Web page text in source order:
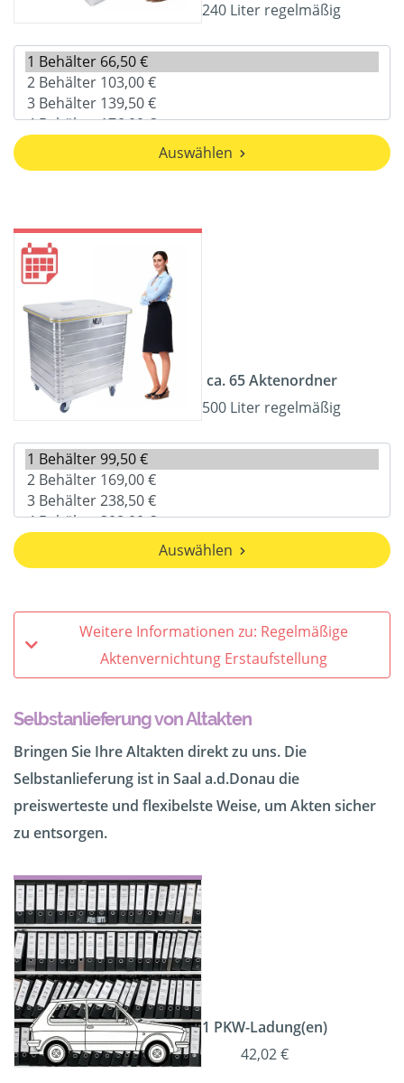
240 Liter regelmäßig
Auswählen
ca. 65 Aktenordner
500 Liter regelmäßig
Auswählen
Weitere Informationen zu: Regelmäßige
Aktenvernichtung Erstaufstellung
Selbstanlieferung von Altakten
Bringen Sie Ihre Altakten direkt zu uns. Die
Selbstanlieferung ist in Saal a.d.Donau die
preiswerteste und flexibelste Weise, um Akten sicher
zu entsorgen.
1 PKW-Ladung(en)
42,02 €